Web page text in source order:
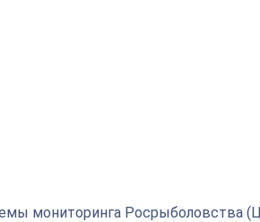
мониторинга Росрыболовства